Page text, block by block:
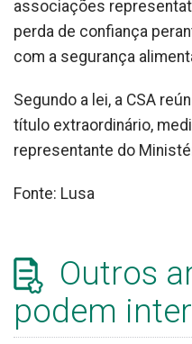
associações
perda de confiança
com a segurança
Segundo a lei, a CSA
título extraordinário,
representante do
Fonte: Lusa
Outros
podem